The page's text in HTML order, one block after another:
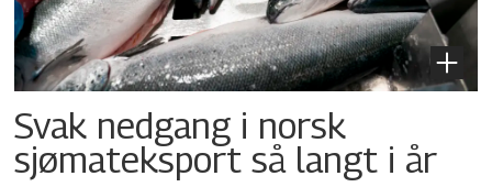
Svak nedgang i norsk
sjømateksport så langt i år